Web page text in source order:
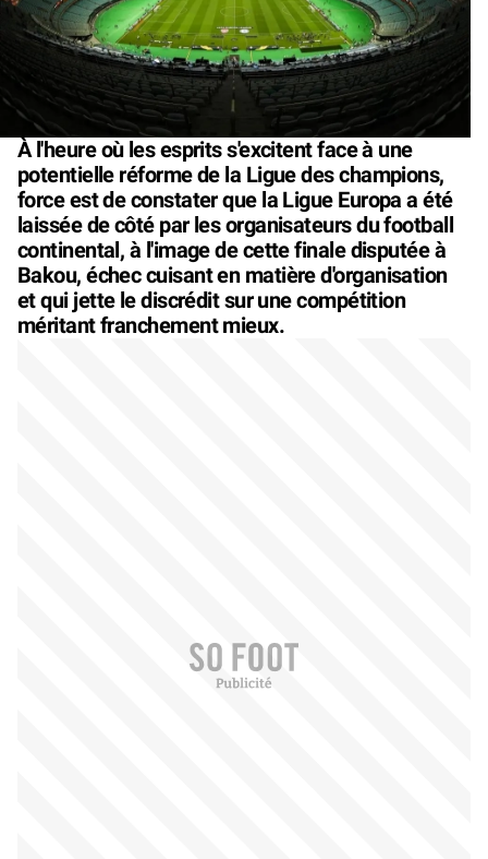
À l'heure où les esprits s'excitent face à une
potentielle réforme de la Ligue des champions,
force est de constater que la Ligue Europa a été
laissée de côté par les organisateurs du football
continental, à l'image de cette finale disputée à
Bakou, échec cuisant en matière d'organisation
et qui jette le discrédit sur une compétition
méritant franchement mieux.